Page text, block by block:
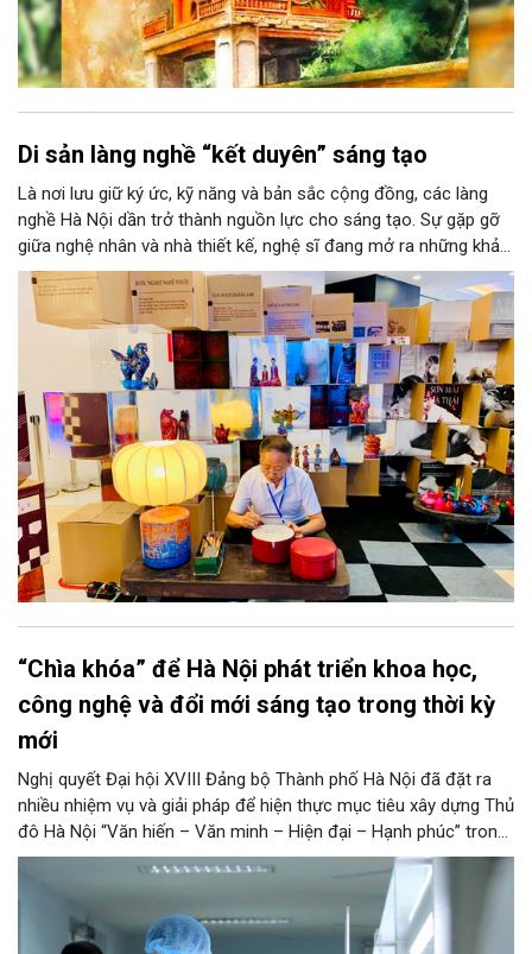
Di sản làng nghề “kết duyên” sáng tạo
Là nơi lưu giữ ký ức, kỹ năng và bản sắc cộng đồng, các làng
nghề Hà Nội dần trở thành nguồn lực cho sáng tạo. Sự gặp gỡ
giữa nghệ nhân và nhà thiết kế, nghệ sĩ đang mở ra những khả
năng phát triển mới cho thủ công đương đại trên nền tảng di
sản. Từ những cuộc “kết duyên” đầy cảm hứng ấy, Hà Nội đang
khơi thông mạch ngầm của hệ sinh thái thủ công, biến vốn cổ
thành động lực bền vững cho tương lai.
“Chìa khóa” để Hà Nội phát triển khoa học,
công nghệ và đổi mới sáng tạo trong thời kỳ
mới
Nghị quyết Đại hội XVIII Đảng bộ Thành phố Hà Nội đã đặt ra
nhiều nhiệm vụ và giải pháp để hiện thực mục tiêu xây dựng Thủ
đô Hà Nội “Văn hiến – Văn minh – Hiện đại – Hạnh phúc” trong
thời kỳ mới. Trong đó, Hà Nội sẽ thúc đẩy phát triển khoa học,
công nghệ, đổi mới sáng tạo và chuyển đổi số toàn diện trong